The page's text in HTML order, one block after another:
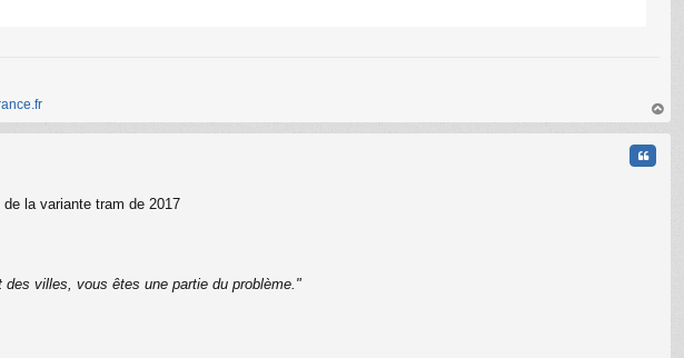
au
la variante tram de 2017
villes, vous êtes une partie du problème."